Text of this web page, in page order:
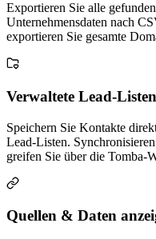
Exportieren Sie alle
Unternehmensdaten nach
exportieren Sie gesamte
Verwaltete Lead-Listen
Speichern Sie Kontakte
Lead-Listen.
greifen Sie über die Tomba-
Quellen & Daten